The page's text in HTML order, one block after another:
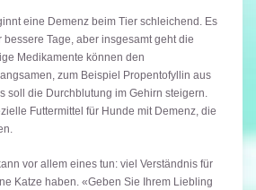
eine Demenz beim Tier schleichend. Es
Tage, aber insgesamt geht die
Medikamente können den
zum Beispiel Propentofyllin aus
soll die Durchblutung im Gehirn steigern.
Futtermittel für Hunde mit Demenz, die
vor allem eines tun: viel Verständnis für
Katze haben. «Geben Sie Ihrem Liebling